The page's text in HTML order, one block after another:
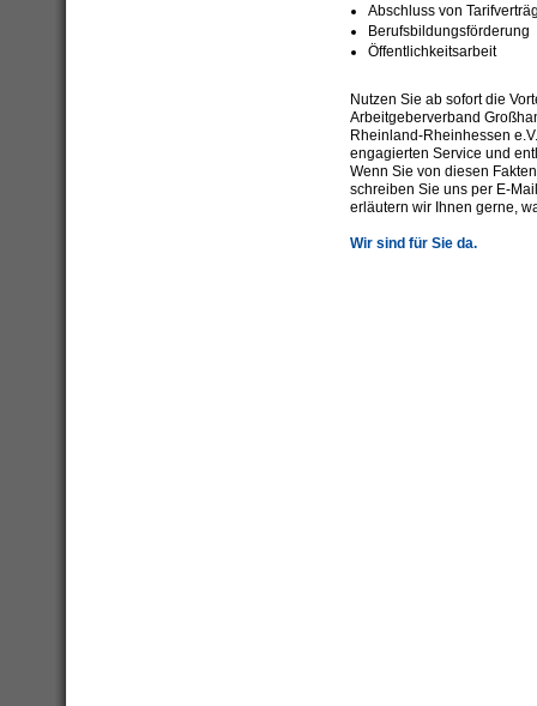
Abschluss von
Berufsbildungsförderung
Öffentlichkeitsarbeit
Nutzen Sie ab sofort die
Arbeitgeberverband
Rheinland-Rheinhessen
engagierten Service und
Wenn Sie von diesen
schreiben Sie uns per E-
erläutern wir Ihnen gerne,
Wir sind für Sie da.